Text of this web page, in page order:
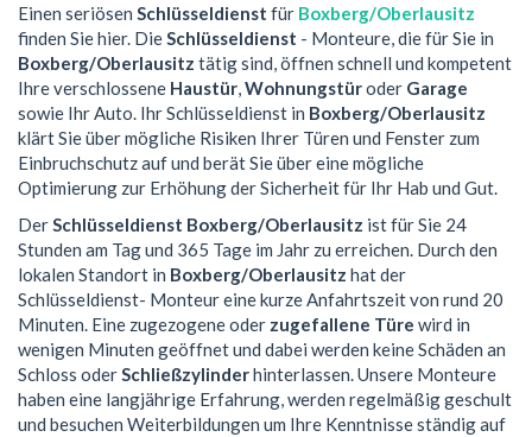
Einen seriösen Schlüsseldienst für Boxberg/Oberlausitz
finden Sie hier. DieSchlüsseldienst - Monteure, die für Sie in
Boxberg/Oberlausitz tätig sind, öffnen schnell und kompetent
Ihre verschlossene Haustür,Wohnungstüroder Garage
sowie Ihr Auto. Ihr Schlüsseldienst in Boxberg/Oberlausitz
klärt Sie über mögliche Risiken Ihrer Türen und Fenster zum
Einbruchschutz auf und berät Sie über eine mögliche
Optimierung zur Erhöhung der Sicherheit für Ihr Hab und Gut.
DerSchlüsseldienst Boxberg/Oberlausitz ist für Sie 24
Stunden am Tag und 365 Tage im Jahr zu erreichen. Durch den
lokalen Standort in Boxberg/Oberlausitz hat der
Schlüsseldienst- Monteur eine kurze Anfahrtszeit von rund 20
Minuten. Eine zugezogene oder zugefallene Türe wird in
wenigen Minuten geöffnet und dabei werden keine Schäden an
Schloss oderSchließzylinderhinterlassen. Unsere Monteure
haben eine langjährige Erfahrung, werden regelmäßig geschult
und besuchen Weiterbildungen um Ihre Kenntnisse ständig auf